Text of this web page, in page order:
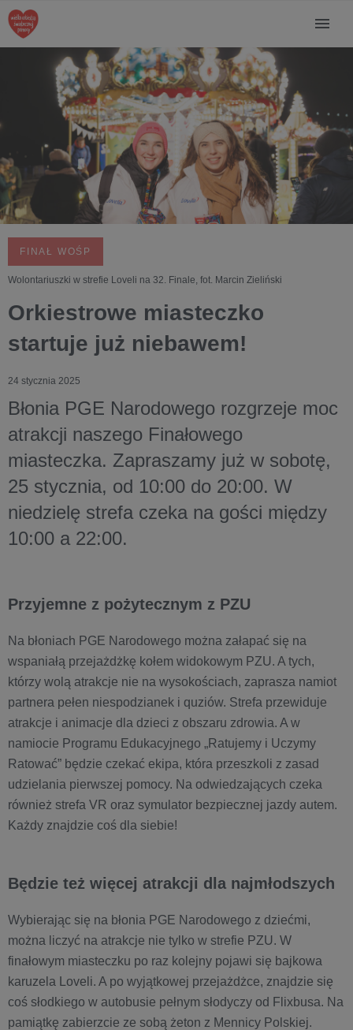
FINAŁ WOŚP
Wolontariuszki w strefie Loveli na 32. Finale, fot. Marcin Zieliński
Orkiestrowe miasteczko
startuje już niebawem!
24 stycznia 2025
Błonia PGE Narodowego rozgrzeje moc
atrakcji naszego Finałowego
miasteczka. Zapraszamy już w sobotę,
25 stycznia, od 10:00 do 20:00. W
niedzielę strefa czeka na gości między
10:00 a 22:00.
Przyjemne z pożytecznym z PZU
Na błoniach PGE Narodowego można załapać się na
wspaniałą przejażdżkę kołem widokowym PZU. A tych,
którzy wolą atrakcje nie na wysokościach, zaprasza namiot
partnera pełen niespodzianek i quziów. Strefa przewiduje
atrakcje i animacje dla dzieci z obszaru zdrowia. A w
namiocie Programu Edukacyjnego „Ratujemy i Uczymy
Ratować” będzie czekać ekipa, która przeszkoli z zasad
udzielania pierwszej pomocy. Na odwiedzających czeka
również strefa VR oraz symulator bezpiecznej jazdy autem.
Każdy znajdzie coś dla siebie!
Będzie też więcej atrakcji dla najmłodszych
Wybierając się na błonia PGE Narodowego z dziećmi,
można liczyć na atrakcje nie tylko w strefie PZU. W
finałowym miasteczku po raz kolejny pojawi się bajkowa
karuzela Loveli. A po wyjątkowej przejażdżce, znajdzie się
coś słodkiego w autobusie pełnym słodyczy od Flixbusa. Na
pamiątkę zabierzcie ze sobą żeton z Mennicy Polskiej.